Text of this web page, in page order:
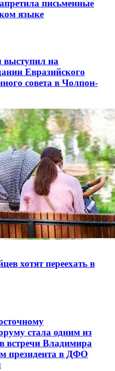
письменные
языке
на
Евразийского
совета в Чолпон-
хотят переехать в
стала одним из
встречи Владимира
президента в ДФО